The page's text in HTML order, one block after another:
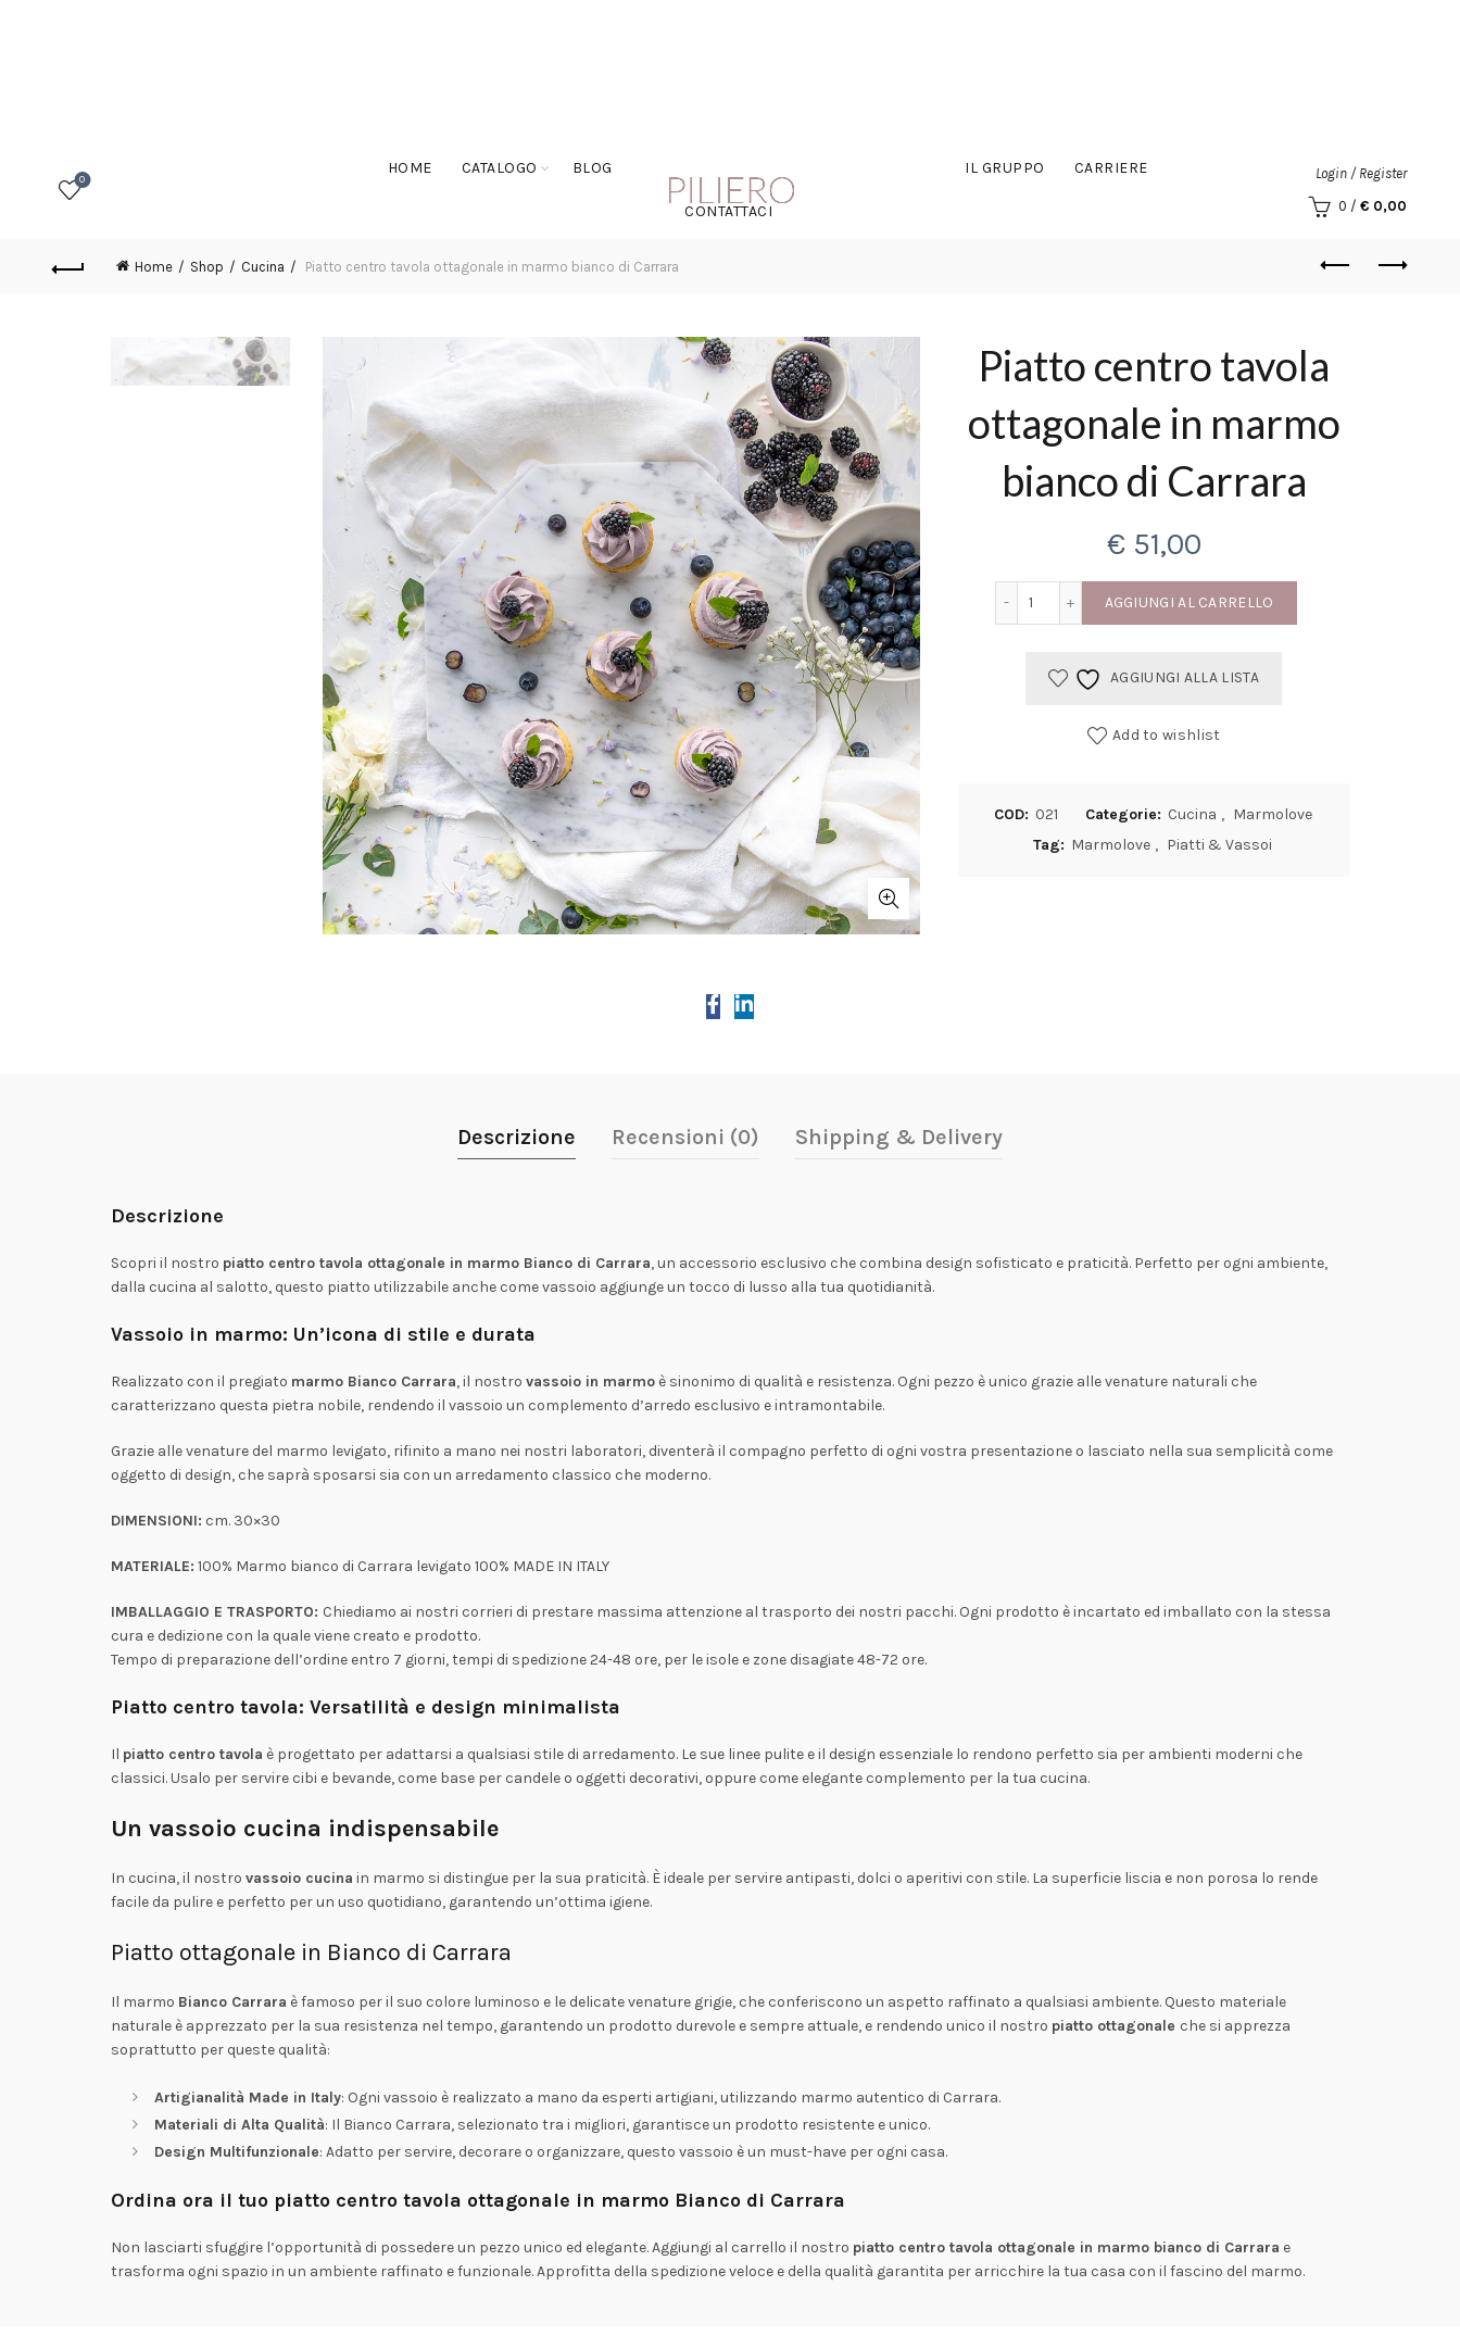
0
HOME CATALOGO BLOG IL GRUPPO CARRIERE
CONTATTACI
Login / Register
0 / € 0,00
Home Shop Cucina Piatto centro tavola ottagonale in marmo bianco di Carrara
Piatto centro tavola
ottagonale in marmo
bianco di Carrara
€51,00
AGGIUNGI AL CARRELLO
AGGIUNGI ALLA LISTA
Add to wishlist
COD: 021 Categorie: Cucina , Marmolove
Tag: Marmolove , Piatti & Vassoi
Descrizione Recensioni (0) Shipping & Delivery
Descrizione
Scopri il nostro piatto centro tavola ottagonale in marmo Bianco di Carrara, un accessorio esclusivo che combina design sofisticato e praticità. Perfetto per ogni ambiente,
dalla cucina al salotto, questo piatto utilizzabile anche come vassoio aggiunge un tocco di lusso alla tua quotidianità.
Vassoio in marmo: Un’icona di stile e durata
Realizzato con il pregiato marmo Bianco Carrara, il nostro vassoio in marmo è sinonimo di qualità e resistenza. Ogni pezzo è unico grazie alle venature naturali che
caratterizzano questa pietra nobile, rendendo il vassoio un complemento d’arredo esclusivo e intramontabile.
Grazie alle venature del marmo levigato, rifinito a mano nei nostri laboratori, diventerà il compagno perfetto di ogni vostra presentazione o lasciato nella sua semplicità come
oggetto di design, che saprà sposarsi sia con un arredamento classico che moderno.
DIMENSIONI: cm. 30×30
MATERIALE: 100% Marmo bianco di Carrara levigato 100% MADE IN ITALY
IMBALLAGGIO E TRASPORTO: Chiediamo ai nostri corrieri di prestare massima attenzione al trasporto dei nostri pacchi. Ogni prodotto è incartato ed imballato con la stessa
cura e dedizione con la quale viene creato e prodotto.
Tempo di preparazione dell’ordine entro 7 giorni, tempi di spedizione 24-48 ore, per le isole e zone disagiate 48-72 ore.
Piatto centro tavola: Versatilità e design minimalista
Il piatto centro tavola è progettato per adattarsi a qualsiasi stile di arredamento. Le sue linee pulite e il design essenziale lo rendono perfetto sia per ambienti moderni che
classici. Usalo per servire cibi e bevande, come base per candele o oggetti decorativi, oppure come elegante complemento per la tua cucina.
Un vassoio cucina indispensabile
In cucina, il nostro vassoio cucina in marmo si distingue per la sua praticità. È ideale per servire antipasti, dolci o aperitivi con stile. La superficie liscia e non porosa lo rende
facile da pulire e perfetto per un uso quotidiano, garantendo un’ottima igiene.
Piatto ottagonale in Bianco di Carrara
Il marmo Bianco Carrara è famoso per il suo colore luminoso e le delicate venature grigie, che conferiscono un aspetto raffinato a qualsiasi ambiente. Questo materiale
naturale è apprezzato per la sua resistenza nel tempo, garantendo un prodotto durevole e sempre attuale, e rendendo unico il nostro piatto ottagonale che si apprezza
soprattutto per queste qualità:
Artigianalità Made in Italy: Ogni vassoio è realizzato a mano da esperti artigiani, utilizzando marmo autentico di Carrara.
Materiali di Alta Qualità: Il Bianco Carrara, selezionato tra i migliori, garantisce un prodotto resistente e unico.
Design Multifunzionale: Adatto per servire, decorare o organizzare, questo vassoio è un must-have per ogni casa.
Ordina ora il tuo piatto centro tavola ottagonale in marmo Bianco di Carrara
Non lasciarti sfuggire l’opportunità di possedere un pezzo unico ed elegante. Aggiungi al carrello il nostro piatto centro tavola ottagonale in marmo bianco di Carrara e
trasforma ogni spazio in un ambiente raffinato e funzionale. Approfitta della spedizione veloce e della qualità garantita per arricchire la tua casa con il fascino del marmo.